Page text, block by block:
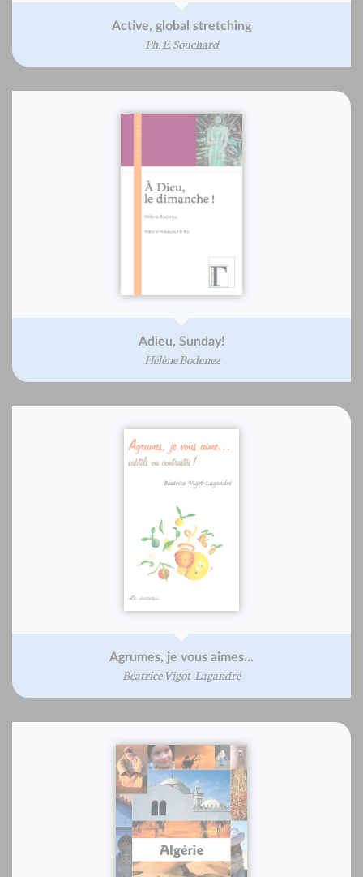
Active, global stretching
Ph. E. Souchard
Adieu, Sunday!
Hélène Bodenez
Agrumes, je vous aimes...
Béatrice Vigot-Lagandré